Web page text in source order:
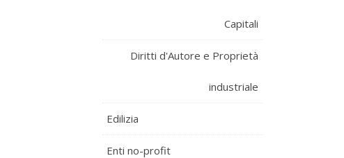
Capitali
Diritti d'Autore e Proprietà
industriale
Edilizia
Enti no-profit